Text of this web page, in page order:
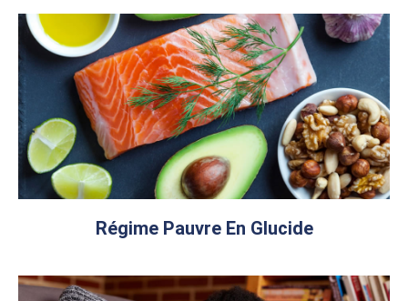
Régime Pauvre En Glucide